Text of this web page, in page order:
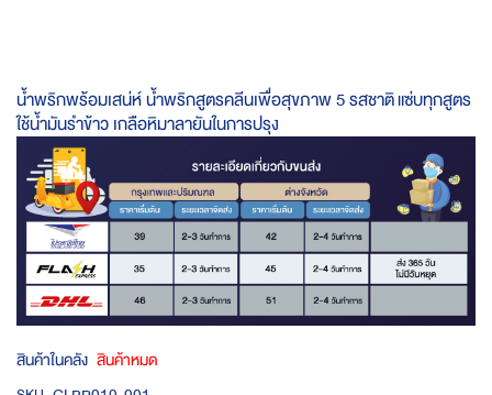
น้ำพริกพร้อมเสน่ห์ น้ำพริกสูตรคลีนเพื่อสุขภาพ 5 รสชาติ แซ่บทุกสูตร
ใช้น้ำมันรำข้าว เกลือหิมาลายันในการปรุง
สินค้าในคลัง สินค้าหมด